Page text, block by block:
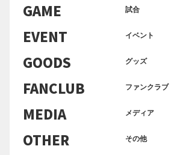
GAME 試合
EVENT イベント
GOODS グッズ
FANCLUB ファンクラブ
MEDIA メディア
OTHER その他